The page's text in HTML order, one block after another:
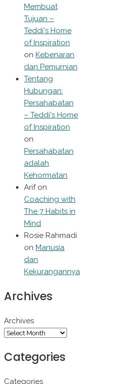
Membuat
Tujuan –
Teddi's Home
of Inspiration
on Kebenaran
dan Pemurnian
Tentang
Hubungan:
Persahabatan
– Teddi's Home
of Inspiration
on
Persahabatan
adalah
Kehormatan
Arifon
Coaching with
The 7 Habits in
Mind
Rosie Rahmadi
on Manusia
dan
Kekurangannya
Archives
Archives
Categories
Categories